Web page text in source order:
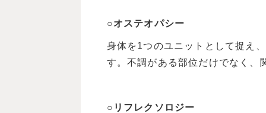
○オステオパシー
身体を1つのユニットとして捉え
す。不調がある部位だけでなく、
○リフレクソロジー